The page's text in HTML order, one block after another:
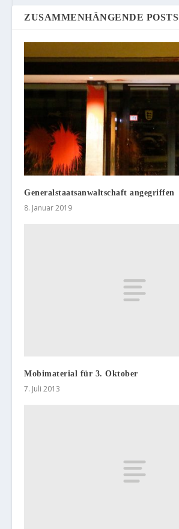
ZUSAMMENHÄNGENDE POSTS
Generalstaatsanwaltschaft angegriffen
8. Januar 2019
Mobimaterial für 3. Oktober
7. Juli 2013